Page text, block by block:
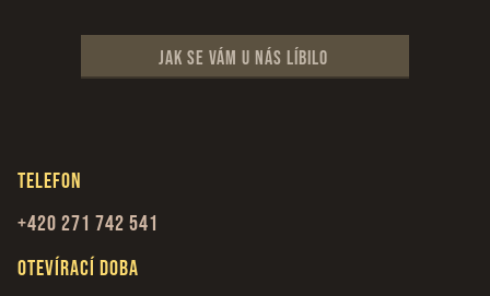
Jak se vám u nás líbilo
Telefon
+420 271 742 541
Otevírací doba